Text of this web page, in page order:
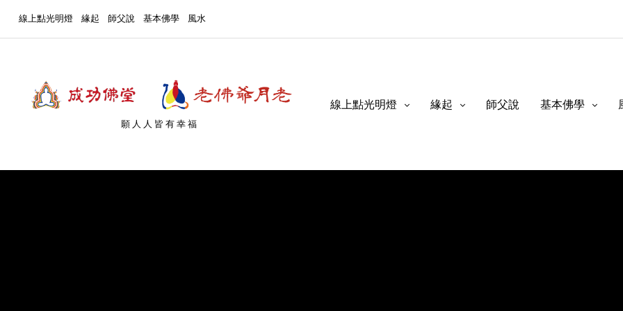
線上點光明燈 緣起 師父說 基本佛學 風水
願人人皆有幸福
線上點光明燈 緣起 師父說 基本佛學